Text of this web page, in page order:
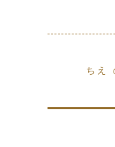
ちえ